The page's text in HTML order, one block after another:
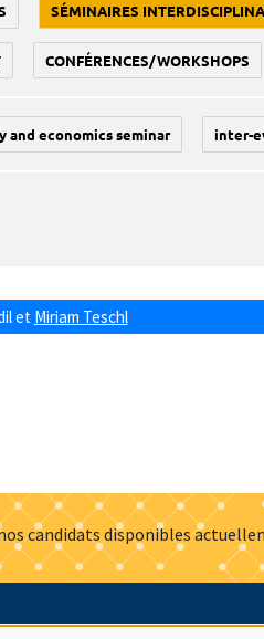
SÉMINAIRES
CONFÉRENCES/WORKSHOPS
and economics seminar inter-
et Miriam Teschl
candidats disponibles
d'emploi Presse